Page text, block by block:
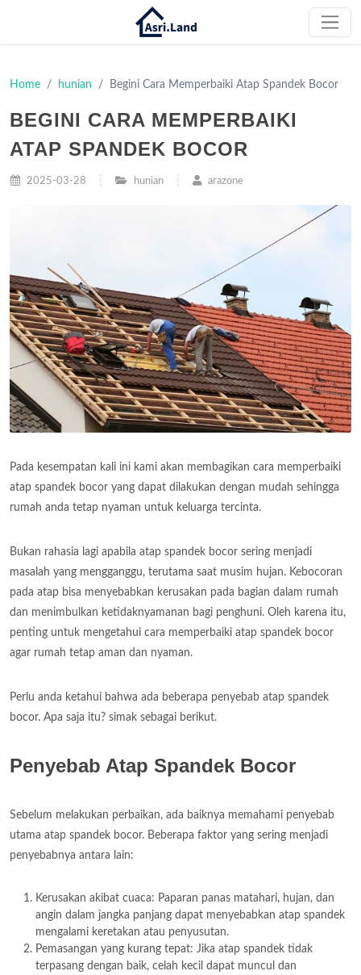
Home hunian Begini Cara Memperbaiki Atap Spandek Bocor
BEGINI CARA MEMPERBAIKI
ATAP SPANDEK BOCOR
2025-03-28 hunian arazone
Pada kesempatan kali ini kami akan membagikan cara memperbaiki
atap spandek bocor yang dapat dilakukan dengan mudah sehingga
rumah anda tetap nyaman untuk keluarga tercinta.
Bukan rahasia lagi apabila atap spandek bocor sering menjadi
masalah yang mengganggu, terutama saat musim hujan. Kebocoran
pada atap bisa menyebabkan kerusakan pada bagian dalam rumah
dan menimbulkan ketidaknyamanan bagi penghuni. Oleh karena itu,
penting untuk mengetahui cara memperbaiki atap spandek bocor
agar rumah tetap aman dan nyaman.
Perlu anda ketahui bahwa ada beberapa penyebab atap spandek
bocor. Apa saja itu? simak sebagai berikut.
Penyebab Atap Spandek Bocor
Sebelum melakukan perbaikan, ada baiknya memahami penyebab
utama atap spandek bocor. Beberapa faktor yang sering menjadi
penyebabnya antara lain:
Kerusakan akibat cuaca: Paparan panas matahari, hujan, dan
angin dalam jangka panjang dapat menyebabkan atap spandek
mengalami keretakan atau penyusutan.
Pemasangan yang kurang tepat: Jika atap spandek tidak
terpasang dengan baik, celah kecil dapat muncul dan